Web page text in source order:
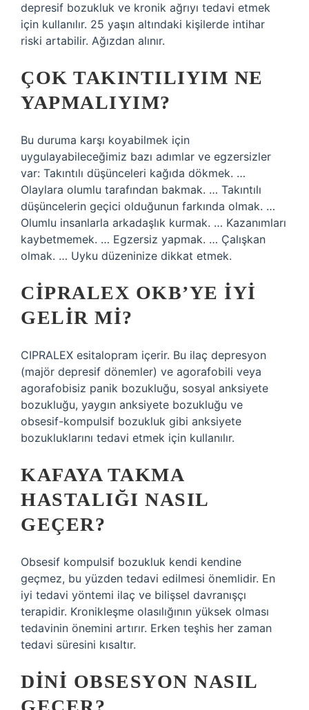
depresif bozukluk ve kronik ağrıyı tedavi etmek
için kullanılır. 25 yaşın altındaki kişilerde intihar
riski artabilir. Ağızdan alınır.
ÇOK TAKINTILIYIM NE
YAPMALIYIM?
Bu duruma karşı koyabilmek için
uygulayabileceğimiz bazı adımlar ve egzersizler
var: Takıntılı düşünceleri kağıda dökmek. …
Olaylara olumlu tarafından bakmak. … Takıntılı
düşüncelerin geçici olduğunun farkında olmak. …
Olumlu insanlarla arkadaşlık kurmak. … Kazanımları
kaybetmemek. … Egzersiz yapmak. … Çalışkan
olmak. … Uyku düzeninize dikkat etmek.
CIPRALEX OKB’YE IYI
GELIR MI?
CIPRALEX esitalopram içerir. Bu ilaç depresyon
(majör depresif dönemler) ve agorafobili veya
agorafobisiz panik bozukluğu, sosyal anksiyete
bozukluğu, yaygın anksiyete bozukluğu ve
obsesif-kompulsif bozukluk gibi anksiyete
bozukluklarını tedavi etmek için kullanılır.
KAFAYA TAKMA
HASTALIĞI NASIL
GEÇER?
Obsesif kompulsif bozukluk kendi kendine
geçmez, bu yüzden tedavi edilmesi önemlidir. En
iyi tedavi yöntemi ilaç ve bilişsel davranışçı
terapidir. Kronikleşme olasılığının yüksek olması
tedavinin önemini artırır. Erken teşhis her zaman
tedavi süresini kısaltır.
DINI OBSESYON NASIL